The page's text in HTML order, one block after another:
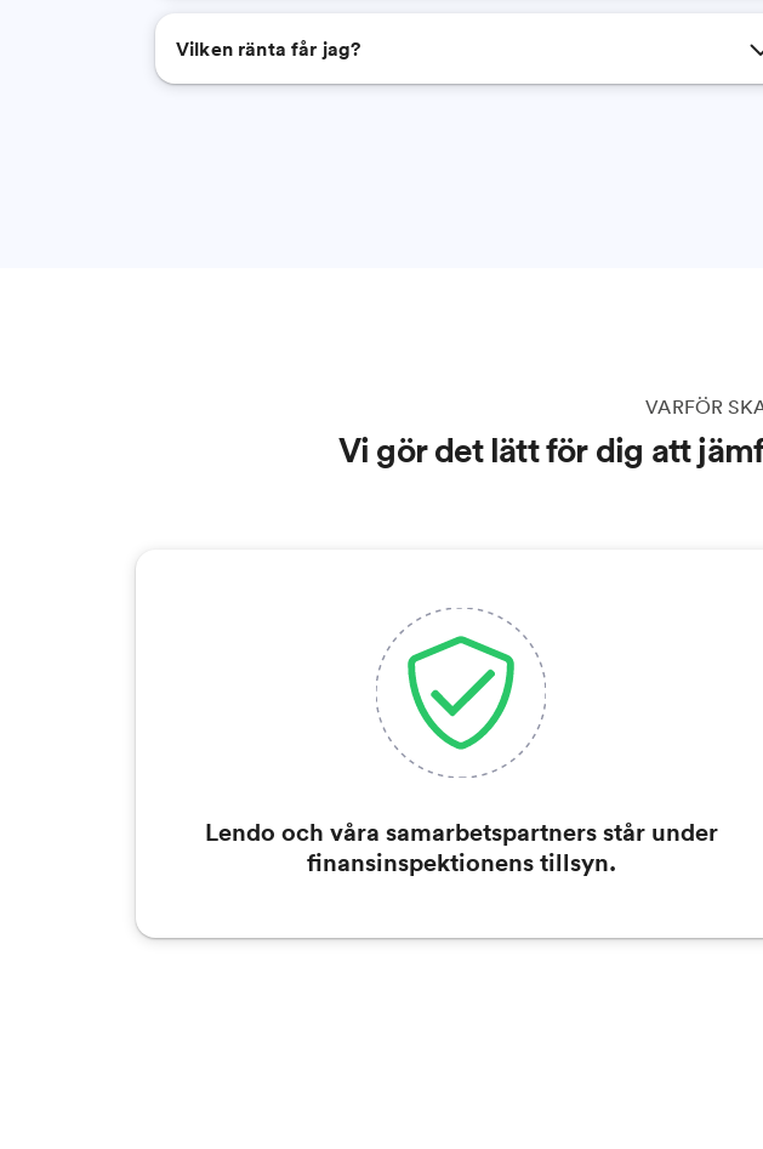
Vilken ränta får jag?
VARFÖR
Vi gör det lätt för dig att
Lendo och våra samarbetspartners står under
finansinspektionens tillsyn.